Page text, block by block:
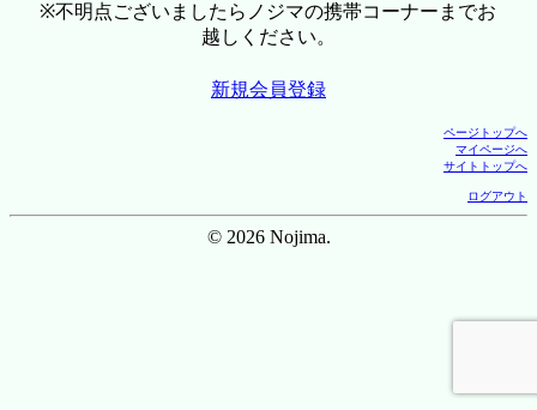
※不明点ございましたらノジマの携帯コーナーまでお
越しください。
新規会員登録
ページトップへ
マイページへ
サイトトップへ
ログアウト
© 2026 Nojima.